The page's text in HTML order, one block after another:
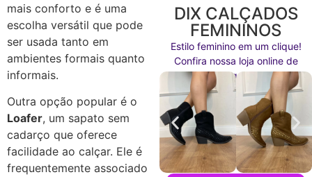
mais conforto e é uma
escolha versátil que pode
ser usada tanto em
ambientes formais quanto
informais.
Outra opção popular é o
Loafer, um sapato sem
cadarço que oferece
facilidade ao calçar. Ele é
frequentemente associado
DIX CALÇADOS
FEMININOS
Estilo feminino em um clique!
Confira nossa loja online de
calçados agora mesmo!